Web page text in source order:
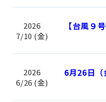
2026
7/10 (金)
【台風９
2026
6/26 (金)
6月26日（